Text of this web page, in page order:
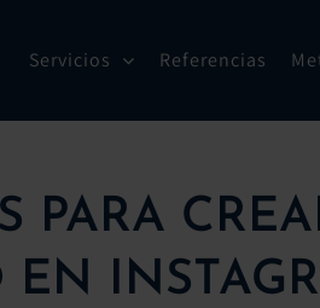
Servicios Referencias
PARA